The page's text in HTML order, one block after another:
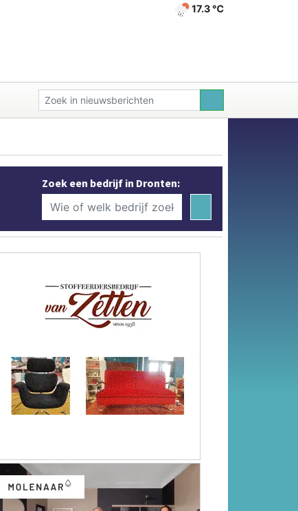
17.3 ℃
Zoek een bedrijf in Dronten: